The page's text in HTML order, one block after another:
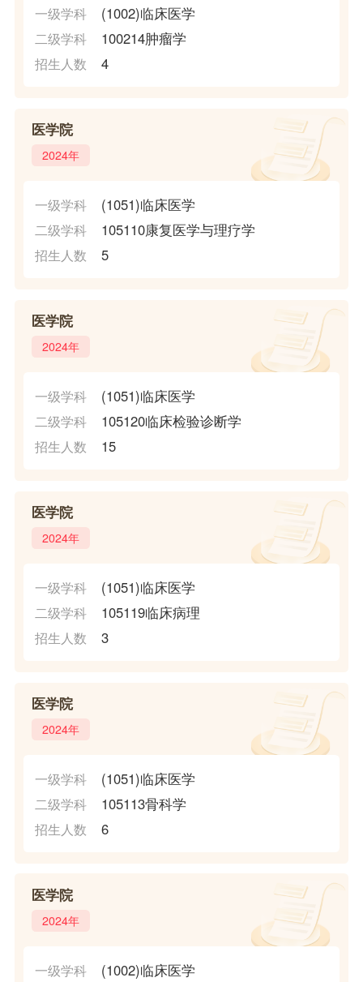
一级学科 (1002)临床医学
二级学科 100214肿瘤学
招生人数 4
医学院
2024年
一级学科 (1051)临床医学
二级学科 105110康复医学与理疗学
招生人数 5
医学院
2024年
一级学科 (1051)临床医学
二级学科 105120临床检验诊断学
招生人数 15
医学院
2024年
一级学科 (1051)临床医学
二级学科 105119临床病理
招生人数 3
医学院
2024年
一级学科 (1051)临床医学
二级学科 105113骨科学
招生人数 6
医学院
2024年
一级学科 (1002)临床医学